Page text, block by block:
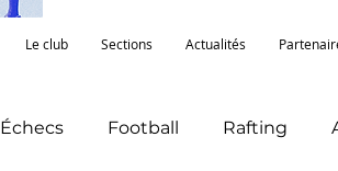
Le club Sections Actualités
Échecs Football Rafting